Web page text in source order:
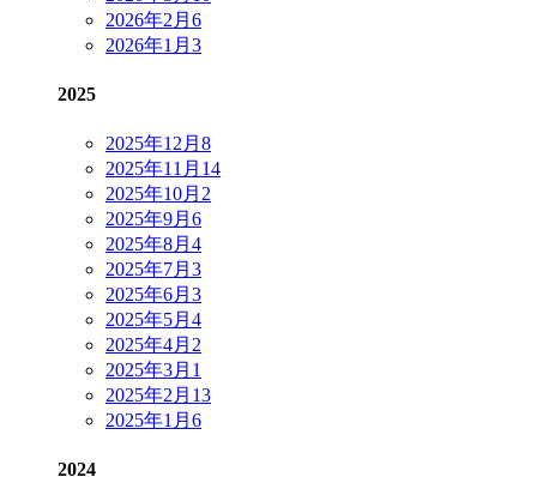
2026年2月 6
2026年1月 3
2025
2025年12月 8
2025年11月 14
2025年10月 2
2025年9月 6
2025年8月 4
2025年7月 3
2025年6月 3
2025年5月 4
2025年4月 2
2025年3月 1
2025年2月 13
2025年1月 6
2024